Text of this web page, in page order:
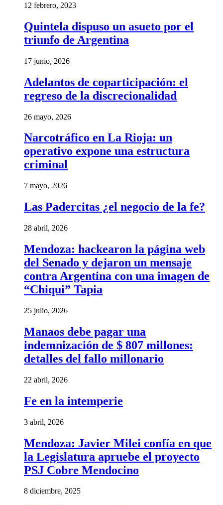
12 febrero, 2023
Quintela dispuso un asueto por el
triunfo de Argentina
17 junio, 2026
Adelantos de coparticipación: el
regreso de la discrecionalidad
26 mayo, 2026
Narcotráfico en La Rioja: un
operativo expone una estructura
criminal
7 mayo, 2026
Las Padercitas ¿el negocio de la fe?
28 abril, 2026
Mendoza: hackearon la página web
del Senado y dejaron un mensaje
contra Argentina con una imagen de
“Chiqui” Tapia
25 julio, 2026
Manaos debe pagar una
indemnización de $ 807 millones:
detalles del fallo millonario
22 abril, 2026
Fe en la intemperie
3 abril, 2026
Mendoza: Javier Milei confía en que
la Legislatura apruebe el proyecto
PSJ Cobre Mendocino
8 diciembre, 2025